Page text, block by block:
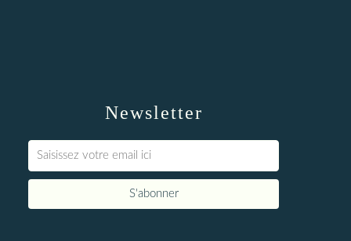
Newsletter